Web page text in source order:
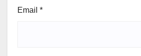
Email *